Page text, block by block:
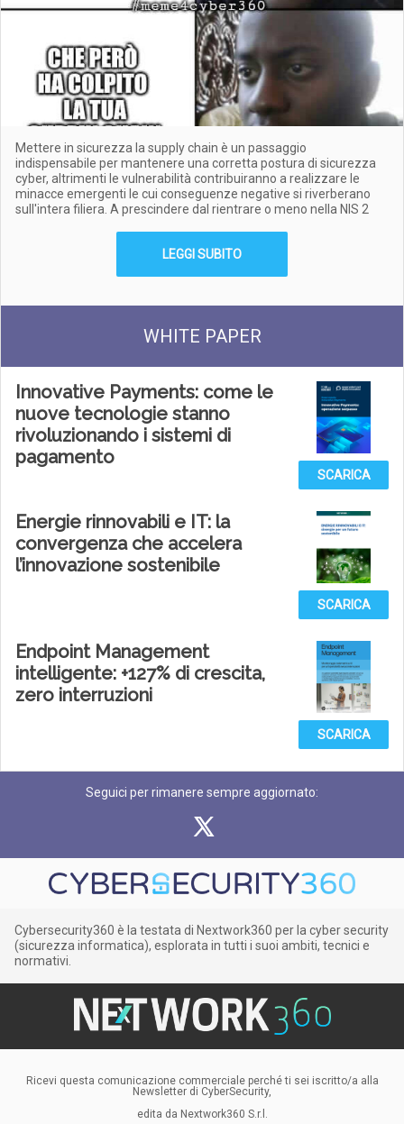
Mettere in sicurezza la supply chain è un passaggio
indispensabile per mantenere una corretta postura di sicurezza
cyber, altrimenti le vulnerabilità contribuiranno a realizzare le
minacce emergenti le cui conseguenze negative si riverberano
sull'intera filiera. A prescindere dal rientrare o meno nella NIS 2
LEGGI SUBITO
WHITE PAPER
Innovative Payments: come le
nuove tecnologie stanno
rivoluzionando i sistemi di
pagamento
SCARICA
Energie rinnovabili e IT: la
convergenza che accelera
l’innovazione sostenibile
SCARICA
Endpoint Management
intelligente: +127% di crescita,
zero interruzioni
SCARICA
Seguici per rimanere sempre aggiornato:
Cybersecurity360 è la testata di Nextwork360 per la cyber security
(sicurezza informatica), esplorata in tutti i suoi ambiti, tecnici e
normativi.
Ricevi questa comunicazione commerciale perché ti sei iscritto/a alla
Newsletter di CyberSecurity,
edita da Nextwork360 S.r.l.